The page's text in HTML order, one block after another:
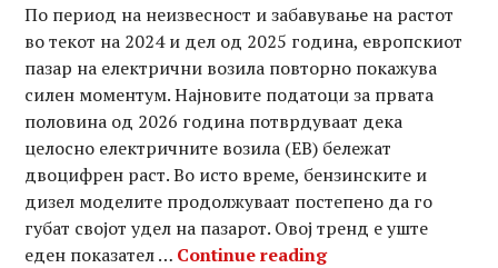
По период на неизвесност и забавување на растот
во текот на 2024 и дел од 2025 година, европскиот
пазар на електрични возила повторно покажува
силен моментум. Најновите податоци за првата
половина од 2026 година потврдуваат дека
целосно електричните возила (ЕВ) бележат
двоцифрен раст. Во исто време, бензинските и
дизел моделите продолжуваат постепено да го
губат својот удел на пазарот. Овој тренд е уште
еден показател … Continue readingПродажбата на